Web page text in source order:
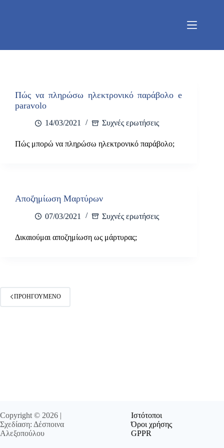
Πώς να πληρώσω ηλεκτρονικό παράβολο e
paravolo
14/03/2021 Συχνές ερωτήσεις
Πώς μπορώ να πληρώσω ηλεκτρονικό παράβολο;
Αποζημίωση Μαρτύρων
07/03/2021 Συχνές ερωτήσεις
Δικαιούμαι αποζημίωση ως μάρτυρας;
ΠΡΟΗΓΟΎΜΕΝΟ
Copyright © 2026 |
Σχεδίαση: Δέσποινα
Αλεξοπούλου
Ιστότοποι
Όροι χρήσης
GPPR